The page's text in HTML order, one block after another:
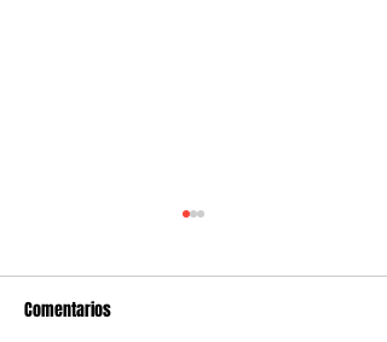
Comentarios